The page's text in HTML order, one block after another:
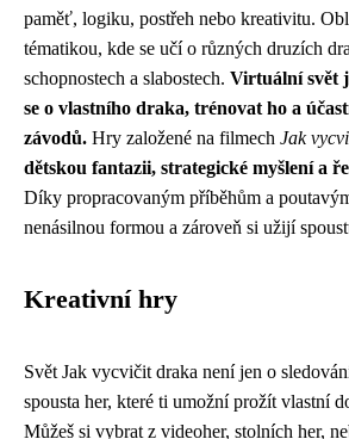
paměť, logiku, postřeh nebo kreativitu.
tématikou, kde se učí o různých druzích
schopnostech a slabostech. Virtuální svět
se o vlastního draka, trénovat ho a
závodů. Hry založené na filmech Jak
dětskou fantazii, strategické myšlení a
Díky propracovaným příběhům a
nenásilnou formou a zároveň si užijí
Kreativní hry
Svět Jak vycvičit draka není jen o
spousta her, které ti umožní prožít vlastní
Můžeš si vybrat z videoher, stolních her,